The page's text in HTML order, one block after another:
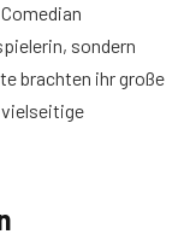
sondern
brachten ihr große
vielseitige